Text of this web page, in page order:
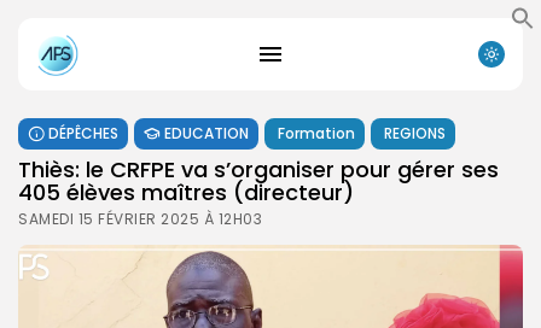
DÉPÊCHES EDUCATION Formation REGIONS
Thiès: le CRFPE va s’organiser pour gérer ses
405 élèves maîtres (directeur)
SAMEDI 15 FÉVRIER 2025 À 12H03